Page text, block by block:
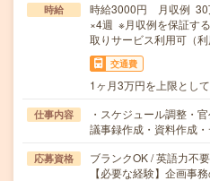
時給
時給3000円 月収例 30
×4週 ※月収例を保証す
取りサービス利用可（利
交通費
1ヶ月3万円を上限とし
仕事内容
・スケジュール調整・
議事録作成・資料作成
応募資格
ブランクOK / 英語力不要
【必要な経験】企画事